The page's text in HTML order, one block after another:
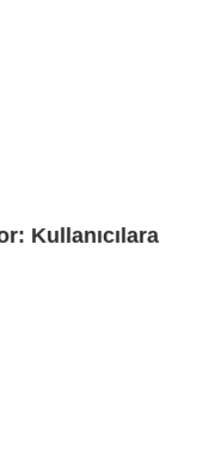
Kullanıcılara